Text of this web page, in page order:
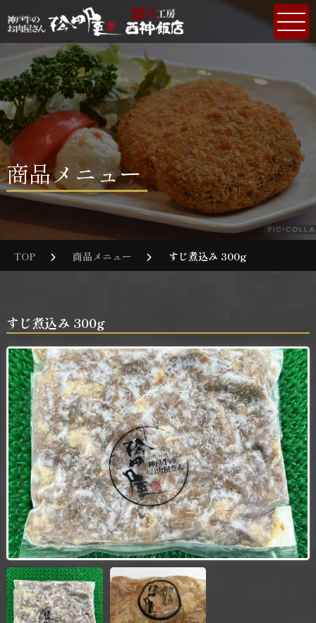
商品メニュー
TOP 商品メニュー すじ煮込み 300g
すじ煮込み 300g